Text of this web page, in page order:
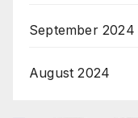
September 2024
August 2024